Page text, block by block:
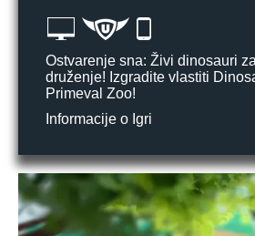
Ostvarenje sna: Živi dinosauri
druženje! Izgradite vlastiti
Primeval Zoo!
Informacije o Igri